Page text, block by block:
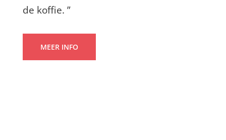
de koffie. ”
MEER INFO